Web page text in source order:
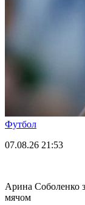
Футбол
07.08.26 21:53
Арина Соболенко
мячом